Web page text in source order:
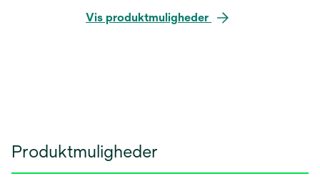
Vis produktmuligheder
Produktmuligheder